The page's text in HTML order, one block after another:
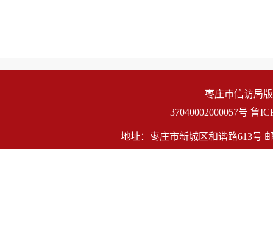
枣庄市信访局
                    37040002000057号
鲁
地址：枣庄市新城区和谐路613号